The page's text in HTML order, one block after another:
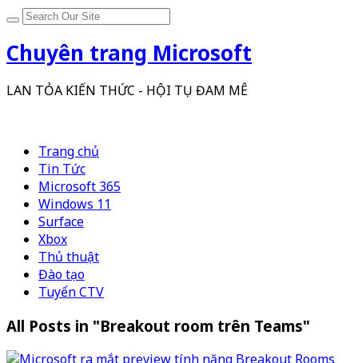
Chuyên trang Microsoft
LAN TỎA KIẾN THỨC - HỘI TỤ ĐAM MÊ
Trang chủ
Tin Tức
Microsoft 365
Windows 11
Surface
Xbox
Thủ thuật
Đào tạo
Tuyển CTV
All Posts in "Breakout room trên Teams"